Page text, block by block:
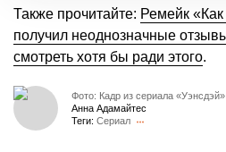
Также прочитайте: Ремейк
получил неоднозначные
смотреть хотя бы ради этого.
Фото: Кадр из сериала «Уэнсдэй»
Анна Адамайтес
Теги: Сериал